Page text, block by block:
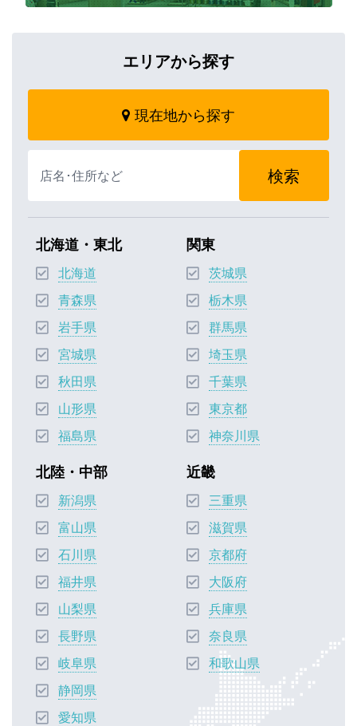
エリアから探す
現在地から探す
検索
北海道・東北
北海道
青森県
岩手県
宮城県
秋田県
山形県
福島県
関東
茨城県
栃木県
群馬県
埼玉県
千葉県
東京都
神奈川県
北陸・中部
新潟県
富山県
石川県
福井県
山梨県
長野県
岐阜県
静岡県
愛知県
近畿
三重県
滋賀県
京都府
大阪府
兵庫県
奈良県
和歌山県